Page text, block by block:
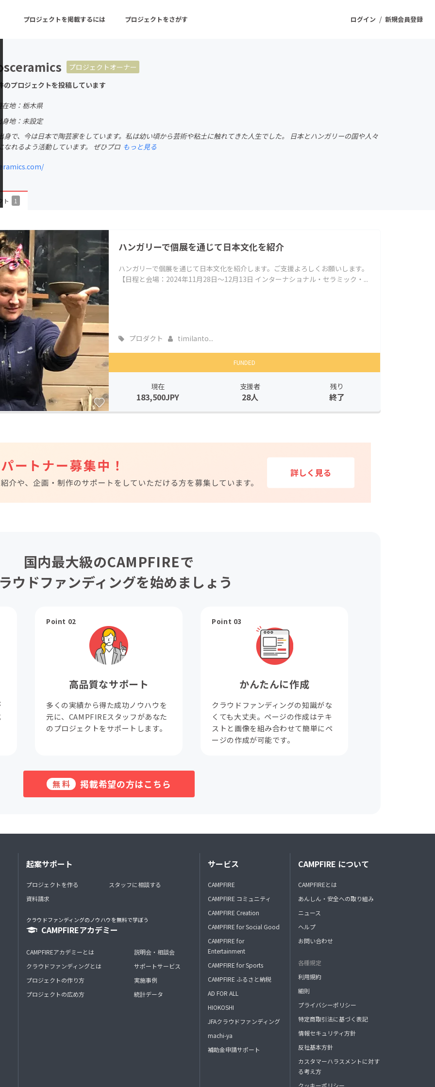
ログイン / 新規会員登録
プロジェクトを掲載するには プロジェクトをさがす
ーン 注目の新着プロジェクト
音楽
ゲーム・サービス開発
フード・飲食店
ファッション
CAMPFIRE for Social Good
CAMPFIREふるさと納税
machi-ya コミュニティ
プロジェクトオーナー
のプロジェクトを投稿しています
在地：栃木県
身地：未設定
身で、今は日本で陶芸家をしています。私は幼い頃から芸術や粘土に触れてきた人生でした。 日本とハンガリーの国や人々
なれるよう活動しています。 ぜひプロ もっと見る
ト 1
ハンガリーで個展を通じて日本文化を紹介
ハンガリーで個展を通じて日本文化を紹介します。ご支援よろしくお願いします。
【日程と会場：2024年11月28日〜12月13日 インターナショナル・セラミック・...
プロダクト timilanto...
FUNDED
現在
183,500JPY
支援者
28人
残り
終了
国内最大級のCAMPFIREで
ウドファンディングを始めましょう
Point 02
高品質なサポート
多くの実績から得た成功ノウハウを
元に、CAMPFIREスタッフがあなた
のプロジェクトをサポートします。
Point 03
かんたんに作成
クラウドファンディングの知識がな
くても大丈夫。ページの作成はテキ
ストと画像を組み合わせて簡単にペ
ージの作成が可能です。
無料 掲載希望の方はこちら
起案サポート
プロジェクトを作る
資料請求
スタッフに相談する
クラウドファンディングのノウハウを無料で学ぼう
CAMPFIREアカデミー
CAMPFIREアカデミーとは
クラウドファンディングとは
プロジェクトの作り方
プロジェクトの広め方
説明会・相談会
サポートサービス
実施事例
統計データ
サービス
CAMPFIRE
CAMPFIRE コミュニティ
CAMPFIRE Creation
CAMPFIRE for Social Good
CAMPFIRE for
Entertainment
CAMPFIRE for Sports
CAMPFIRE ふるさと納税
AD FOR ALL
HIOKOSHI
JFAクラウドファンディング
machi-ya
補助金申請サポート
CAMPFIRE について
CAMPFIREとは
あんしん・安全への取り組み
ニュース
ヘルプ
お問い合わせ
各種規定
利用規約
細則
プライバシーポリシー
特定商取引法に基づく表記
情報セキュリティ方針
反社基本方針
カスタマーハラスメントに対す
る考え方
クッキーポリシー